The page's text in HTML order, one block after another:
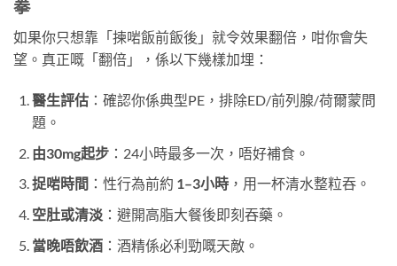
拳
如果你只想靠「揀啱飯前飯後」就令效果翻倍，咁你會失
望。真正嘅「翻倍」，係以下幾樣加埋：
醫生評估：確認你係典型PE，排除ED/前列腺/荷爾蒙問
題。
由30mg起步：24小時最多一次，唔好補食。
捉啱時間 ：性行為前約 1–3小時，用一杯清水整粒吞。
空肚或清淡：避開高脂大餐後即刻吞藥。
當晚唔飲酒：酒精係必利勁嘅天敵。